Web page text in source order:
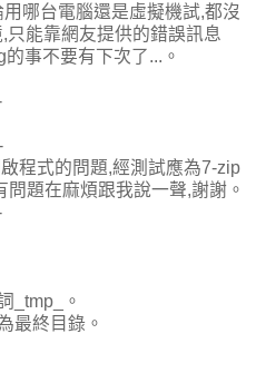
哪台電腦還是虛擬機試,都沒
能靠網友提供的錯誤訊息
事不要有下次了...。
程式的問題,經測試應為7-zip
題在麻煩跟我說一聲,謝謝。
_tmp_。
最終目錄。